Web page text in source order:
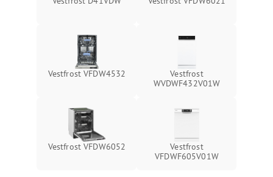
Vestfrost VFDW4532
Vestfrost
WVDWF432V01W
Vestfrost VFDW6052
Vestfrost
VFDWF605V01W